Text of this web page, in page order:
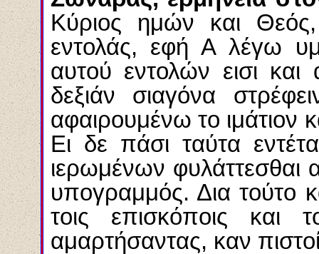
Κύριος ημών και
εντολάς, εφή Α λέγω
αυτού εντολών εισι και
δεξιάν σιαγόνα
αφαιρουμένω το ιμάτιον
Ει δε πάσι ταύτα
ιερωμένων φυλάττεσθαι
υπογραμμός. Δια τούτο
τοις επισκόποις και
αμαρτήσαντας, καν